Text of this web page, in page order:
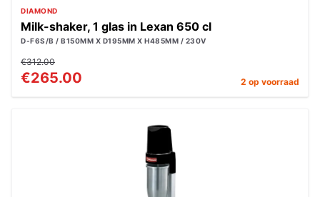
DIAMOND
Milk-shaker, 1 glas in Lexan 650 cl
D-F6S/B / B150MM X D195MM X H485MM / 230V
€312.00
€265.00 2 op voorraad